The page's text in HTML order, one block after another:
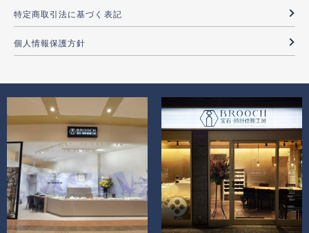
特定商取引法に基づく表記
個人情報保護方針